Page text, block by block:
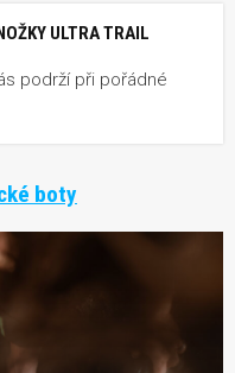
ULTRA TRAIL
podrží při pořádné
boty